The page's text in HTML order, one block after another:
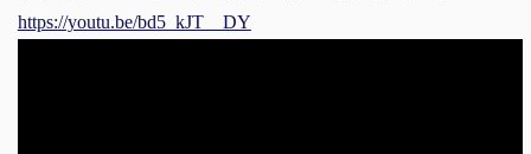
https://youtu.be/bd5_kJT__DY